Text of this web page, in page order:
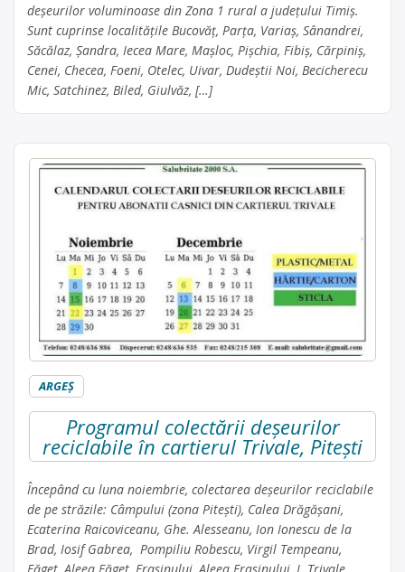
deșeurilor voluminoase din Zona 1 rural a judeţului Timiş.
Sunt cuprinse localitățile Bucovăț, Parța, Variaș, Sânandrei,
Săcălaz, Șandra, Iecea Mare, Mașloc, Pișchia, Fibiș, Cărpiniș,
Cenei, Checea, Foeni, Otelec, Uivar, Dudeștii Noi, Becicherecu
Mic, Satchinez, Biled, Giulvăz, […]
ARGEŞ
Programul colectării deșeurilor
reciclabile în cartierul Trivale, Pitești
Începând cu luna noiembrie, colectarea deșeurilor reciclabile
de pe străzile: Câmpului (zona Pitești), Calea Drăgășani,
Ecaterina Raicoviceanu, Ghe. Alesseanu, Ion Ionescu de la
Brad, Iosif Gabrea, Pompiliu Robescu, Virgil Tempeanu,